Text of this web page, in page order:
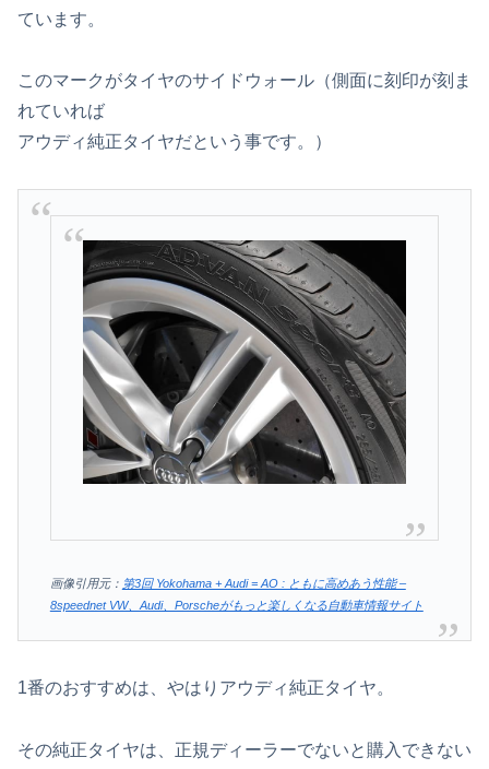
ています。
このマークがタイヤのサイドウォール（側面に刻印が刻ま
れていれば
アウディ純正タイヤだという事です。）
画像引用元： 第3回 Yokohama + Audi = AO : ともに高めあう性能 –
8speednet VW、Audi、Porscheがもっと楽しくなる自動車情報サイト
1番のおすすめは、やはりアウディ純正タイヤ。
その純正タイヤは、正規ディーラーでないと購入できない